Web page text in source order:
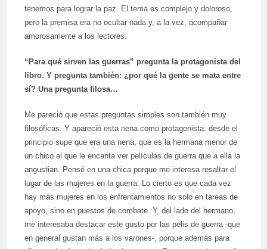
tenemos para lograr la paz. El tema es complejo y doloroso,
pero la premisa era no ocultar nada y, a la vez, acompañar
amorosamente a los lectores.
“Para qué sirven las guerras” pregunta la protagonista del
libro. Y pregunta también: ¿por qué la gente se mata entre
sí? Una pregunta filosa…
Me pareció que estas preguntas simples son también muy
filosóficas. Y apareció esta nena como protagonista: desde el
principio supe que era una nena, que es la hermana menor de
un chico al que le encanta ver películas de guerra que a ella la
angustian. Pensé en una chica porque me interesa resaltar el
lugar de las mujeres en la guerra. Lo cierto es que cada vez
hay más mujeres en los enfrentamientos no solo en tareas de
apoyo, sino en puestos de combate. Y, del lado del hermano,
me interesaba destacar este gusto por las pelis de guerra -que
en general gustan más a los varones-, porque además para